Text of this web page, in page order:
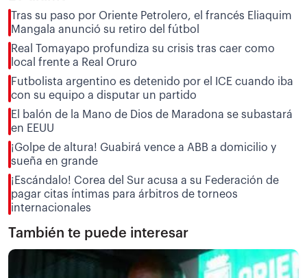
Tras su paso por Oriente Petrolero, el francés Eliaquim
Mangala anunció su retiro del fútbol
Real Tomayapo profundiza su crisis tras caer como
local frente a Real Oruro
Futbolista argentino es detenido por el ICE cuando iba
con su equipo a disputar un partido
El balón de la Mano de Dios de Maradona se subastará
en EEUU
¡Golpe de altura! Guabirá vence a ABB a domicilio y
sueña en grande
¡Escándalo! Corea del Sur acusa a su Federación de
pagar citas íntimas para árbitros de torneos
internacionales
También te puede interesar